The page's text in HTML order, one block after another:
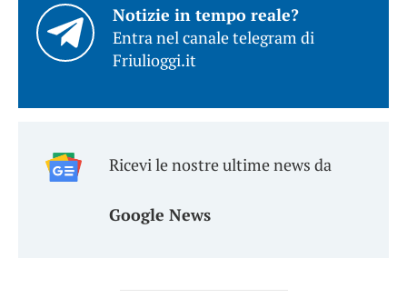
Notizie in tempo reale?
Entra nel canale telegram di
Friulioggi.it
Ricevi le nostre ultime news da
Google News